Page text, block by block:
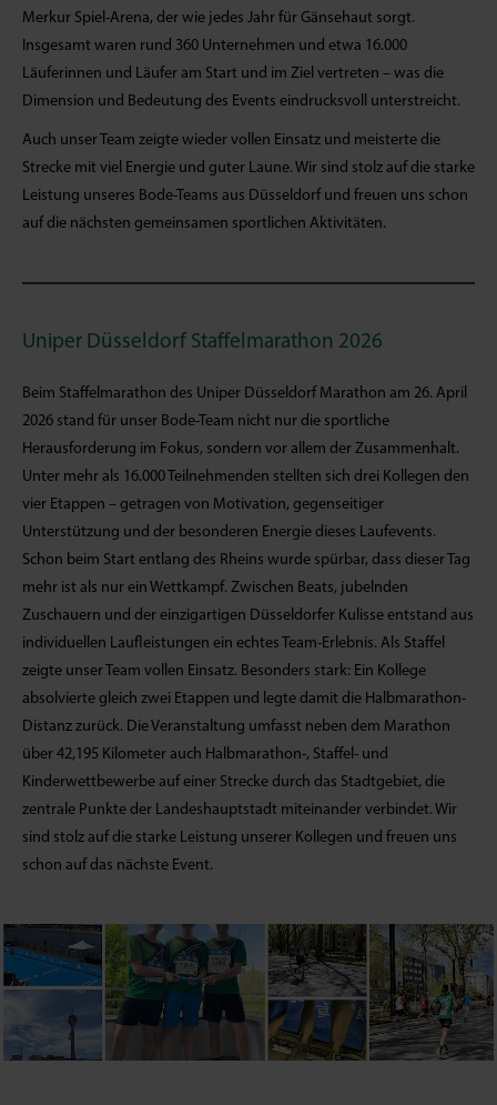
Merkur Spiel-Arena, der wie jedes Jahr für Gänsehaut sorgt.
Insgesamt waren rund 360 Unternehmen und etwa 16.000
Läuferinnen und Läufer am Start und im Ziel vertreten – was die
Dimension und Bedeutung des Events eindrucksvoll unterstreicht.
Auch unser Team zeigte wieder vollen Einsatz und meisterte die
Strecke mit viel Energie und guter Laune. Wir sind stolz auf die starke
Leistung unseres Bode-Teams aus Düsseldorf und freuen uns schon
auf die nächsten gemeinsamen sportlichen Aktivitäten.
Uniper Düsseldorf Staffelmarathon 2026
Beim Staffelmarathon des Uniper Düsseldorf Marathon am 26. April
2026 stand für unser Bode-Team nicht nur die sportliche
Herausforderung im Fokus, sondern vor allem der Zusammenhalt.
Unter mehr als 16.000 Teilnehmenden stellten sich drei Kollegen den
vier Etappen – getragen von Motivation, gegenseitiger
Unterstützung und der besonderen Energie dieses Laufevents.
Schon beim Start entlang des Rheins wurde spürbar, dass dieser Tag
mehr ist als nur ein Wettkampf. Zwischen Beats, jubelnden
Zuschauern und der einzigartigen Düsseldorfer Kulisse entstand aus
individuellen Laufleistungen ein echtes Team-Erlebnis. Als Staffel
zeigte unser Team vollen Einsatz. Besonders stark: Ein Kollege
absolvierte gleich zwei Etappen und legte damit die Halbmarathon-
Distanz zurück. Die Veranstaltung umfasst neben dem Marathon
über 42,195 Kilometer auch Halbmarathon-, Staffel- und
Kinderwettbewerbe auf einer Strecke durch das Stadtgebiet, die
zentrale Punkte der Landeshauptstadt miteinander verbindet. Wir
sind stolz auf die starke Leistung unserer Kollegen und freuen uns
schon auf das nächste Event.